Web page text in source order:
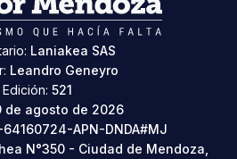
Laniakea SAS
Leandro Geneyro
Edición: 521
de agosto de 2026
APN-DNDA#MJ
N°350 - Ciudad de Mendoza,